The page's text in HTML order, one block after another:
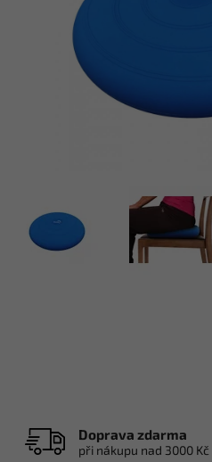
Doprava zdarma
při nákupu nad 3000 Kč